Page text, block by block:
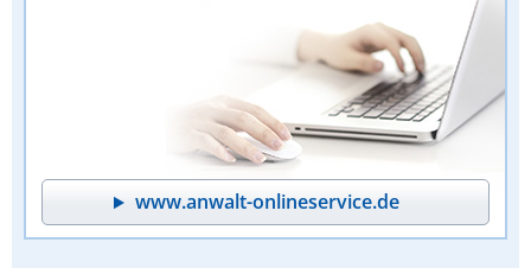
www.anwalt-onlineservice.de